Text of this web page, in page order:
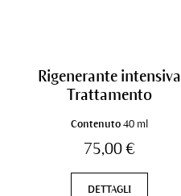
Rigenerante intensiva
Trattamento
Contenuto 40 ml
75,00 €
DETTAGLI